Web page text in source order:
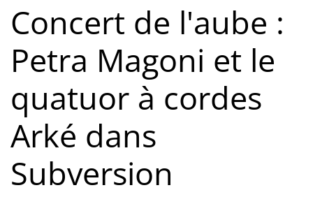
Concert de l'aube :
Petra Magoni et le
quatuor à cordes
Arké dans
Subversion